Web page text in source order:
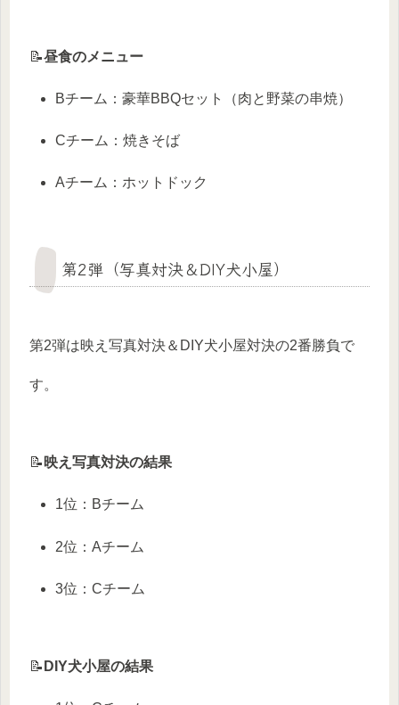
📝昼食のメニュー
Bチーム：豪華BBQセット（肉と野菜の串焼）
Cチーム：焼きそば
Aチーム：ホットドック
第2弾（写真対決＆DIY犬小屋）
第2弾は映え写真対決＆DIY犬小屋対決の2番勝負で
す。
📝 映え写真対決の結果
1位：Bチーム
2位：Aチーム
3位：Cチーム
📝 DIY犬小屋の結果